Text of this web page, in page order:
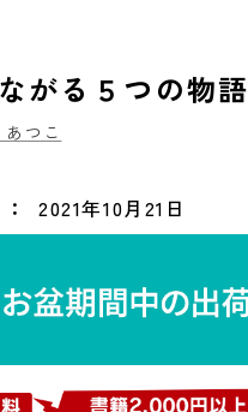
がる５つの物語
つこ
2021年10月21日